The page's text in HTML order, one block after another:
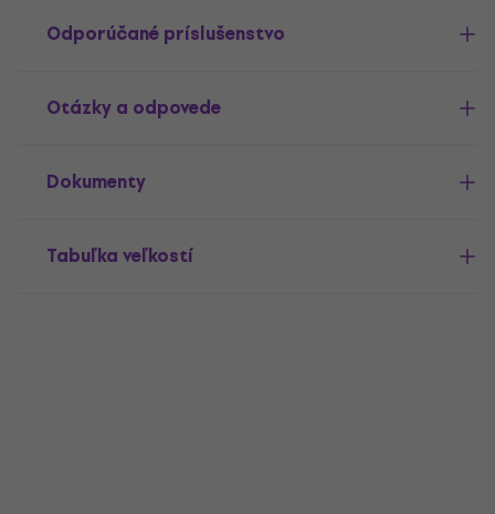
Odporúčané príslušenstvo
Otázky a odpovede
Dokumenty
Tabuľka veľkostí